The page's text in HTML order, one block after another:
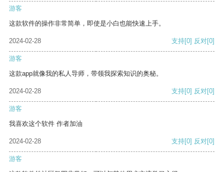
游客
这款软件的操作非常简单，即使是小白也能快速上手。
2024-02-28 支持[0] 反对[0]
游客
这款app就像我的私人导师，带领我探索知识的奥秘。
2024-02-28 支持[0] 反对[0]
游客
我喜欢这个软件 作者加油
2024-02-28 支持[0] 反对[0]
游客